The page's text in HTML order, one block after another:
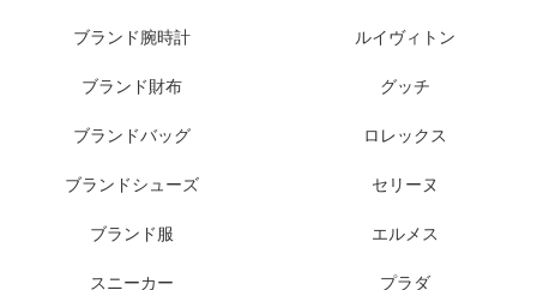
ブランド腕時計
ブランド財布
ブランドバッグ
ブランドシューズ
ブランド服
スニーカー
ルイヴィトン
グッチ
ロレックス
セリーヌ
エルメス
プラダ